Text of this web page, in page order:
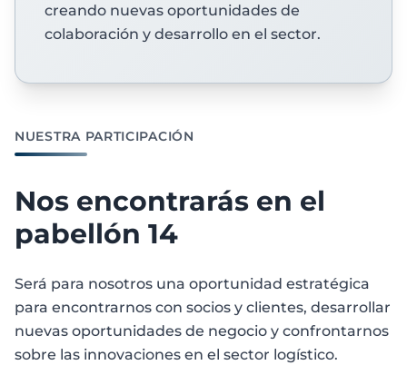
creando nuevas oportunidades de
colaboración y desarrollo en el sector.
NUESTRA PARTICIPACIÓN
Nos encontrarás en el
pabellón 14
Será para nosotros una oportunidad estratégica
para encontrarnos con socios y clientes, desarrollar
nuevas oportunidades de negocio y confrontarnos
sobre las innovaciones en el sector logístico.